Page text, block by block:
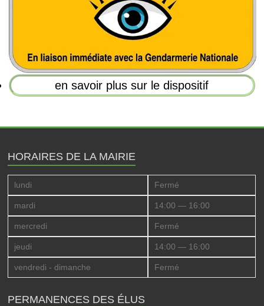
en savoir plus sur le dispositif
HORAIRES DE LA MAIRIE
lundi Fermé
mardi 14:00 — 16:00
mercredi Fermé
jeudi 14:00 — 16:00
vendredi - dimanche Fermé
PERMANENCES DES ÉLUS